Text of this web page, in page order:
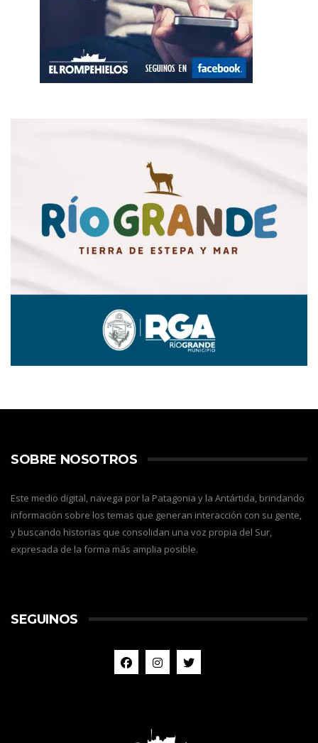
SOBRE NOSOTROS
Este medio digital, navega por la Patagonia y la Antártida, brindando
información sobre los temas que generan interacción con su gente,
y buscando historias que consolidan una voz propia del Sur,
expresada de la forma más amplia posible.
SEGUINOS